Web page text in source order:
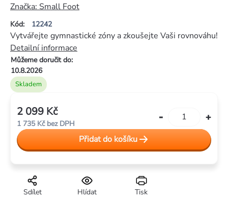
Kód: 12242
hodnocení
produktu
je
5,0
z
5
hvězdiček.
Značka: Small Foot
Skladem
Můžeme doručit do:
10.8.2026
Vytvářejte gymnastické zóny a zkoušejte Vaši rovnováhu!
Detailní informace
Tisk
Hlídat
Sdílet
2 099 Kč
1 735 Kč bez DPH
cena:
Přidat do košíku